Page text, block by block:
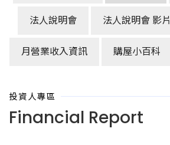
法人說明會 法人說明會 影片
月營業收入資訊 購屋小百科
投資人專區
Financial Report